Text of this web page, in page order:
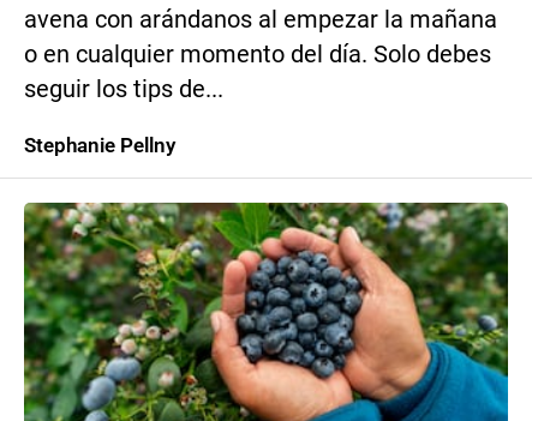
avena con arándanos al empezar la mañana
o en cualquier momento del día. Solo debes
seguir los tips de...
Stephanie Pellny